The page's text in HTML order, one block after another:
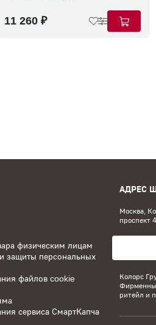
11 260 ₽
физическим лицам
защиты персональных
файлов cookie
сервиса СмартКапча
АДРЕС
Москва,
проспект
Колорс
ритейл и